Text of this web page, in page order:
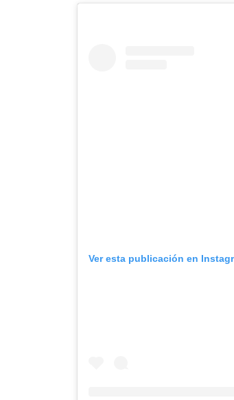
Ver esta publicación en